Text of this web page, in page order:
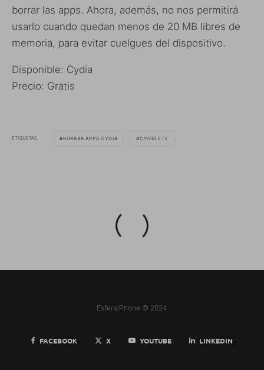
borrar las apps. Ahora, además, no nos permitirá
usarlo cuando quedan menos de 20 MB libres de
memoria, para evitar cuelgues del dispositivo.
Disponible: Cydia
Precio: Gratis
ETIQUETAS BORRAR APPS CYDIA CYDELETE
EsferaiPhone © 2024
FACEBOOK X YOUTUBE LINKEDIN